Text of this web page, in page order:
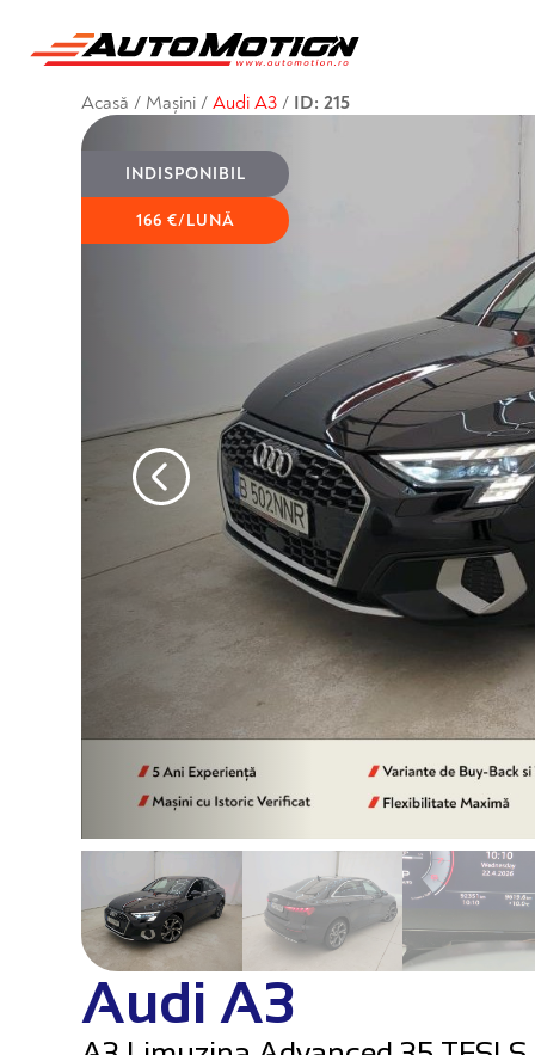
Acasă / Mașini / Audi A3 / ID: 215
INDISPONIBIL
166 €/LUNĂ
Audi A3